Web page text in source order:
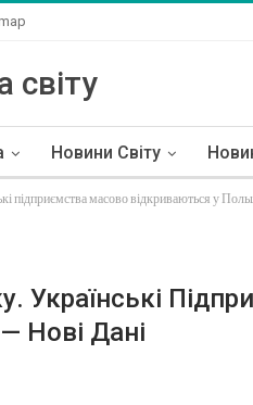
світу
Новини Світу
підприємства масово відкриваються у
Українські
Нові Дані